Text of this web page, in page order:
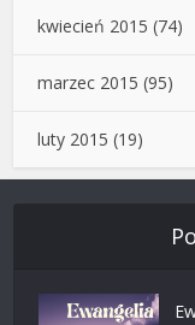
kwiecień 2015 (74)
marzec 2015 (95)
luty 2015 (19)